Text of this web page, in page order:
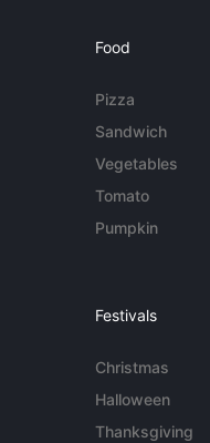
Food
Pizza
Sandwich
Vegetables
Tomato
Pumpkin
Festivals
Christmas
Halloween
Thanksgiving